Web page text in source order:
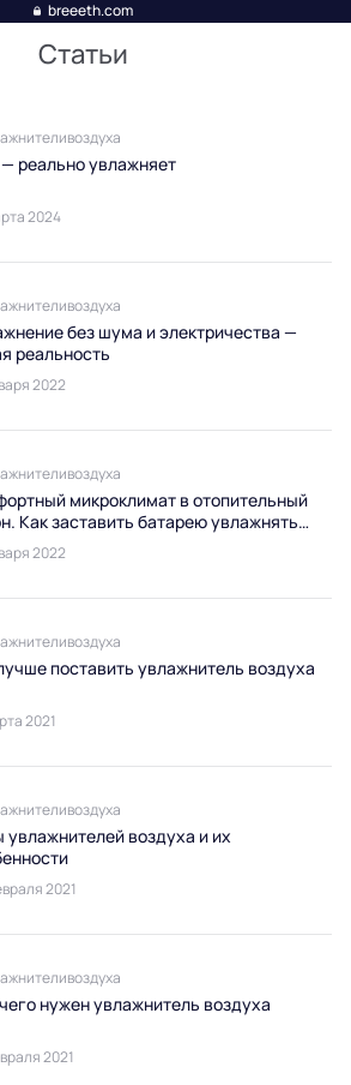
breeeth.com
Статьи
— реально увлажняет
2024
без шума и электричества —
реальность
2022
микроклимат в отопительный
Как заставить батарею увлажнять
2022
поставить увлажнитель воздуха
2021
увлажнителей воздуха и их
2021
нужен увлажнитель воздуха
2021